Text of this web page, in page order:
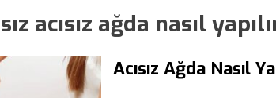
acısız ağda nasıl
Acısız Ağda Nasıl